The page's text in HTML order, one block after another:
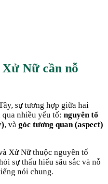
Xử Nữ cần nỗ
sự tương hợp giữa hai
nhiều yếu tố: nguyên tố
, và góc tương quan (aspect)
Xử Nữthuộc nguyên tố
sự thấu hiểu sâu sắc và nỗ
nói chung.